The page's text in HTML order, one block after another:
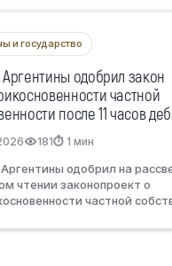
и государство
одобрил закон
частной
после 11 часов
181⏱ 1 мин
одобрил на
чтении законопроект о
частной